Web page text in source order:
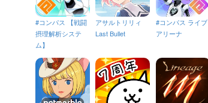
#コンパス 【戦闘
摂理解析システ
ム】
アサルトリリィ
Last Bullet
#コンパス ライブ
アリーナ